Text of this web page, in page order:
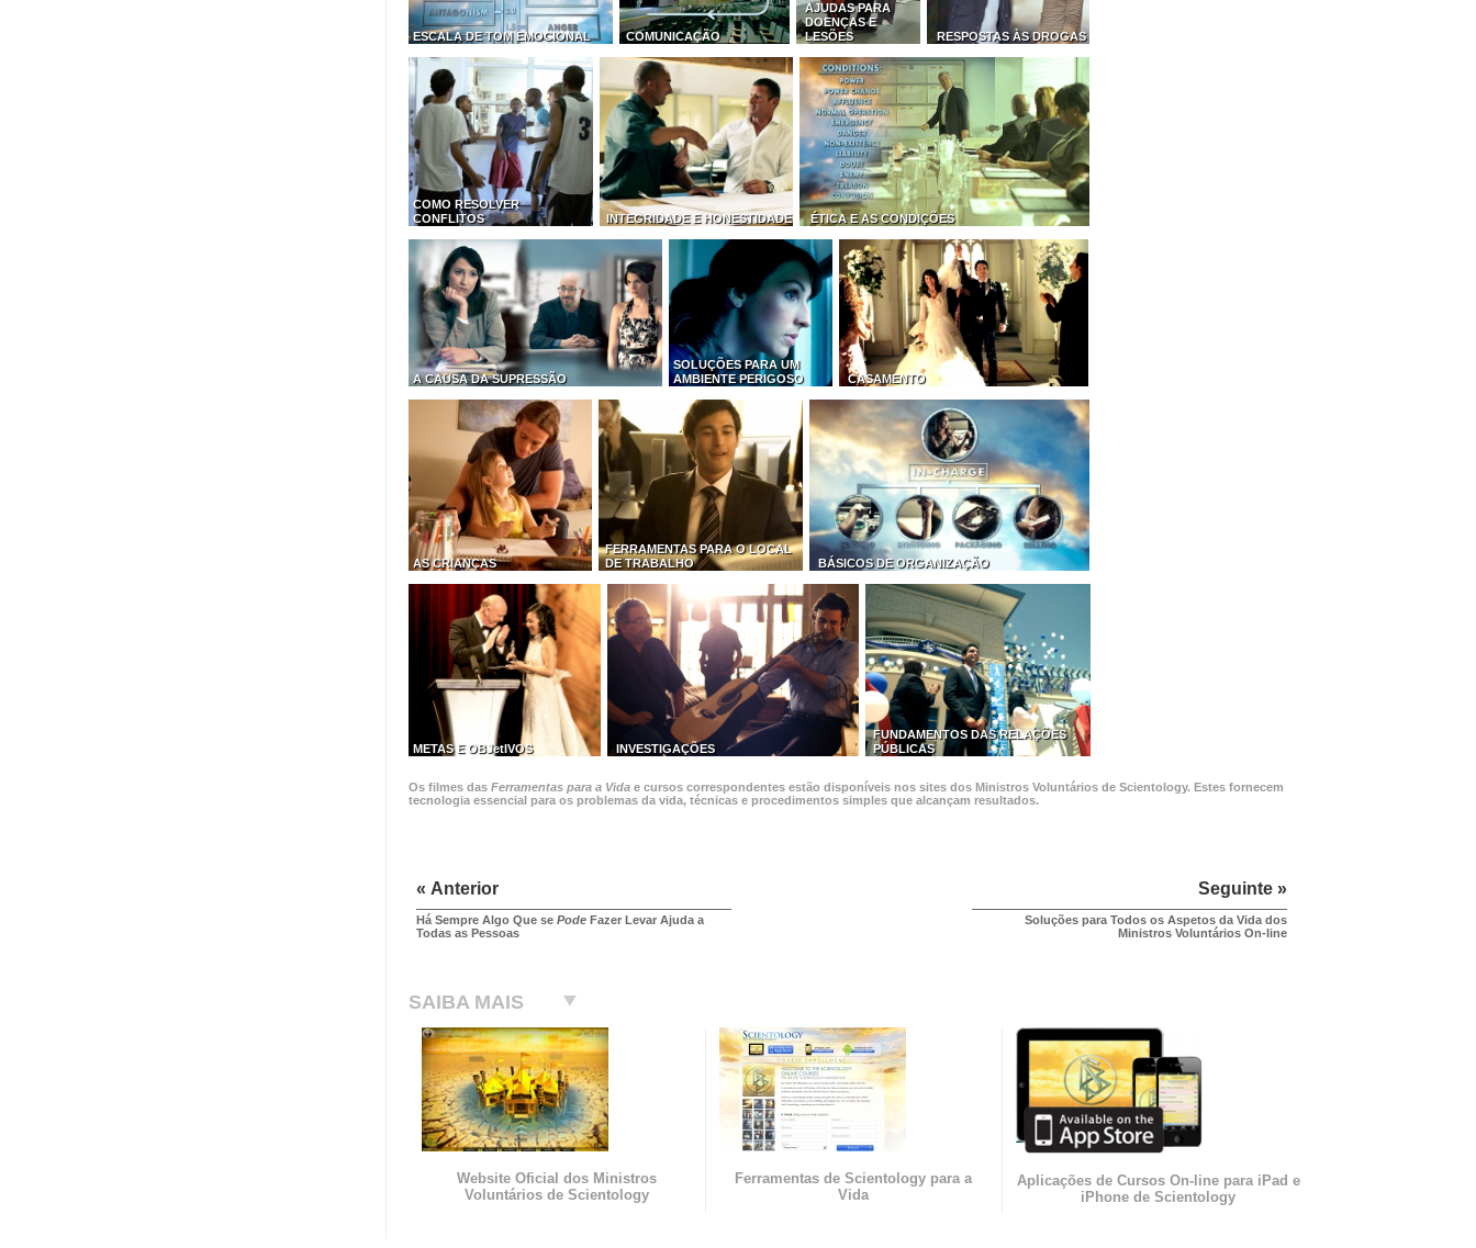
ESCALA DE TOM EMOCIONAL COMUNICAÇÃO
AJUDAS PARA
DOENÇAS E
LESÕES
RESPOSTAS ÀS DROGAS
COMO RESOLVER
CONFLITOS
INTEGRIDADE E HONESTIDADE ÉTICA E AS CONDIÇÕES
A CAUSA DA SUPRESSÃO
SOLUÇÕES PARA UM
AMBIENTE PERIGOSO
CASAMENTO
AS CRIANÇAS
FERRAMENTAS PARA O LOCAL
DE TRABALHO
BÁSICOS DE ORGANIZAÇÃO
METAS E OBJetIVOS INVESTIGAÇÕES
FUNDAMENTOS DAS RELAÇÕES
PÚBLICAS
Os filmes das Ferramentas para a Vida e cursos correspondentes estão disponíveis nos sites dos Ministros Voluntários de Scientology. Estes fornecem
tecnologia essencial para os problemas da vida, técnicas e procedimentos simples que alcançam resultados.
« Anterior
Há Sempre Algo Que se Pode Fazer Levar Ajuda a
Todas as Pessoas
Seguinte »
Soluções para Todos os Aspetos da Vida dos
Ministros Voluntários On-line
SAIBA MAIS
Website Oficial dos Ministros
Voluntários de Scientology
Ferramentas de Scientology para a
Vida
Aplicações de Cursos On-line para iPad e
iPhone de Scientology